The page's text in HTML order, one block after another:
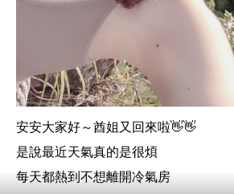
安安大家好～酋姐又回來啦👋👋
是說最近天氣真的是很煩
每天都熱到不想離開冷氣房